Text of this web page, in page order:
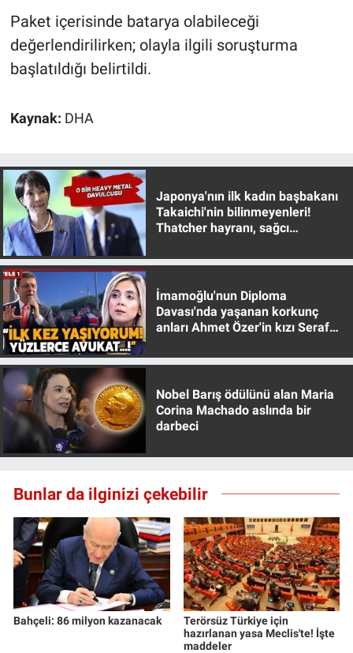
Paket içerisinde batarya olabileceği
değerlendirilirken; olayla ilgili soruşturma
başlatıldığı belirtildi.
Kaynak: DHA
Japonya'nın ilk kadın başbakanı
Takaichi'nin bilinmeyenleri!
Thatcher hayranı, sağcı
İmamoğlu'nun Diploma
Davası'nda yaşanan korkunç
anları Ahmet Özer'in kızı Seraf
Nobel Barış ödülünü alan Maria
Corina Machado aslında bir
darbeci
Bunlar da ilginizi çekebilir
Bahçeli: 86 milyon kazanacak
Terörsüz Türkiye için
hazırlanan yasa Meclis'te! İşte
maddeler
Programlar
Sağlık
Spor
Türkiye'nin Geleceği
Türkiye'nin Gündemi
Yerel Gündem
Yerel Yaşam
Canlı Yayın